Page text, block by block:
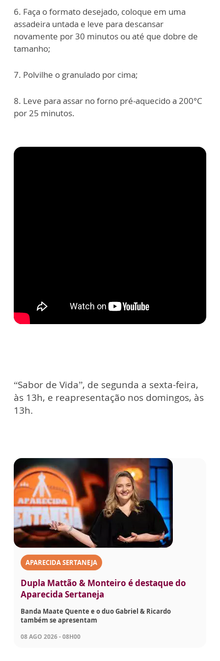
6. Faça o formato desejado, coloque em uma
assadeira untada e leve para descansar
novamente por 30 minutos ou até que dobre de
tamanho;
7. Polvilhe o granulado por cima;
8. Leve para assar no forno pré-aquecido a 200°C
por 25 minutos.
“Sabor de Vida”, de segunda a sexta-feira,
às 13h, e reapresentação nos domingos, às
13h.
APARECIDA SERTANEJA
Dupla Mattão & Monteiro é destaque do
Aparecida Sertaneja
Banda Maate Quente e o duo Gabriel & Ricardo
também se apresentam
08 AGO 2026 - 08H00